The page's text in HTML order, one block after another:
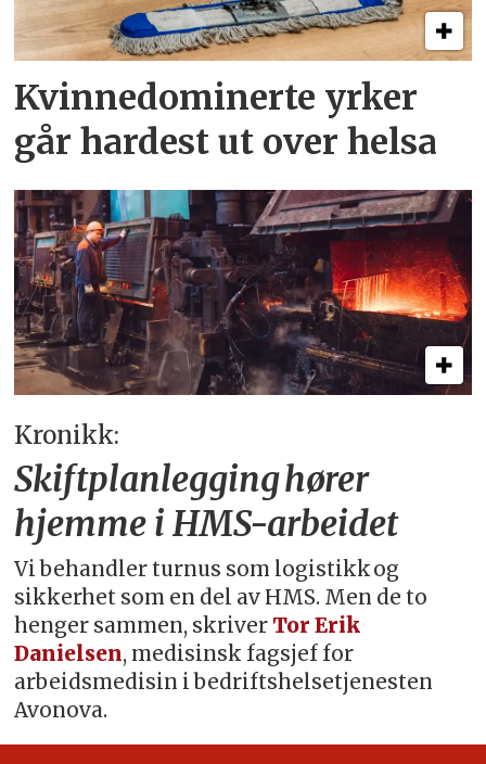
Kvinnedominerte yrker
går hardest ut over helsa
Kronikk:
Skiftplanlegging hører
hjemme i HMS-arbeidet
Vi behandler turnus som logistikk og
sikkerhet som en del av HMS. Men de to
henger sammen, skriver Tor Erik
Danielsen, medisinsk fagsjef for
arbeidsmedisin i bedriftshelsetjenesten
Avonova.